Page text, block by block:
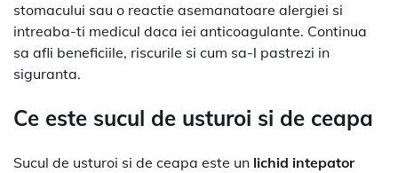
stomacului sau o reactie asemanatoare alergiei si
intreaba-ti medicul daca iei anticoagulante. Continua
sa afli beneficiile, riscurile si cum sa-l pastrezi in
siguranta.
Ce este sucul de usturoi si de ceapa
Sucul de usturoi si de ceapa este un lichid intepator